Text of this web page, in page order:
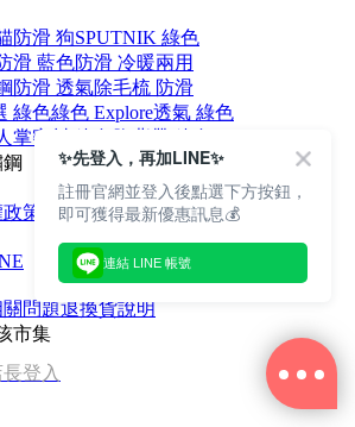
防滑 狗SPUTNIK 綠色
滑 藍色防滑 冷暖兩用
防滑 透氣除毛梳 防滑
綠色綠色 Explore透氣 綠色
掌密封 綠色
策
文章
問題退換貨說明
市集
登入
✨先登入，再加LINE✨
註冊官網並登入後點選下方按鈕，
即可獲得最新優惠訊息💰
連結 LINE 帳號